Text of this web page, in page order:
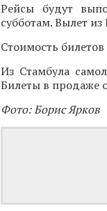
Рейсы будут
субботам. Вылет
Стоимость
Из Стамбула
Билеты в продаже
Фото: Борис Ярков